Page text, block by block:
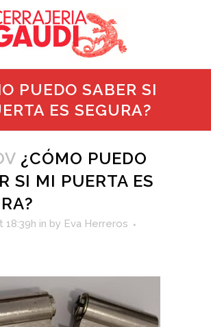
PUEDO SABER SI
ES SEGURA?
¿CÓMO PUEDO
SI MI PUERTA ES
18:39h in by Eva Herreros